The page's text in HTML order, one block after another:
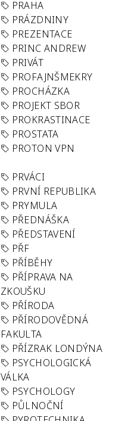
PRAHA
PRÁZDNINY
PREZENTACE
PRINC ANDREW
PRIVÁT
PROFAJNŠMEKRY
PROCHÁZKA
PROJEKT SBOR
PROKRASTINACE
PROSTATA
PROTON VPN
PRVÁCI
PRVNÍ REPUBLIKA
PRYMULA
PŘEDNÁŠKA
PŘEDSTAVENÍ
PŘF
PŘÍBĚHY
PŘÍPRAVA NA
ZKOUŠKU
PŘÍRODA
PŘÍRODOVĚDNÁ
FAKULTA
PŘÍZRAK LONDÝNA
PSYCHOLOGICKÁ
VÁLKA
PSYCHOLOGY
PŮLNOČNÍ